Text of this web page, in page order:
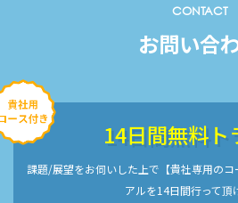
CONTACT
お問い合
14日間無料ト
課題/展望をお伺いした上で【貴社専用のコ
アルを14日間行って頂